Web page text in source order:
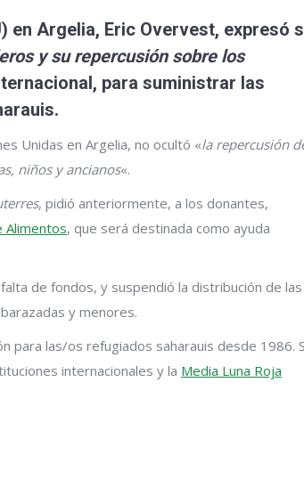
en Argelia, Eric Overvest, expresó
y su repercusión sobre los
para suministrar las
Unidas en Argelia, no ocultó «la repercusión
niños y ancianos«.
, pidió anteriormente, a los donantes,
Alimentos, que será destinada como ayuda
de fondos, y suspendió la distribución de las
y menores.
para las/os refugiados saharauis desde 1986.
internacionales y la Media Luna Roja